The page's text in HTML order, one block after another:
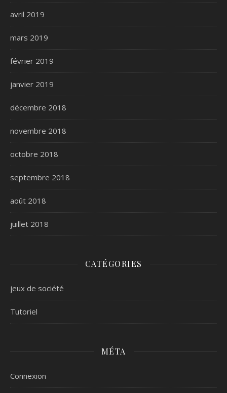
avril 2019
mars 2019
février 2019
janvier 2019
décembre 2018
novembre 2018
octobre 2018
septembre 2018
août 2018
juillet 2018
CATÉGORIES
jeux de société
Tutoriel
MÉTA
Connexion